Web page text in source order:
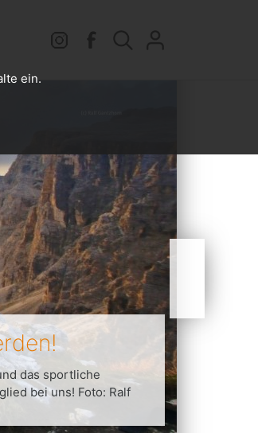
das sportliche
bei uns! Foto: Ralf
ein.